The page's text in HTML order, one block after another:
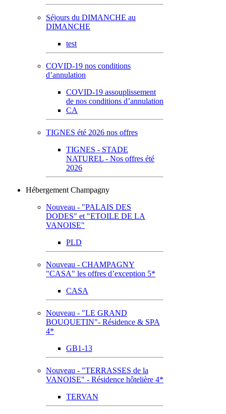
Séjours du DIMANCHE au
DIMANCHE
test
COVID-19 nos conditions
d’annulation
COVID-19 assouplissement
de nos conditions d’annulation
CA
TIGNES été 2026 nos offres
TIGNES - STADE
NATUREL - Nos offres été
2026
Hébergement Champagny
Nouveau - "PALAIS DES
DODES" et "ETOILE DE LA
VANOISE"
PLD
Nouveau - CHAMPAGNY
"CASA" les offres d’exception 5*
CASA
Nouveau - "LE GRAND
BOUQUETIN"- Résidence & SPA
4*
GB1-13
Nouveau - "TERRASSES de la
VANOISE" - Résidence hôtelière 4*
TERVAN